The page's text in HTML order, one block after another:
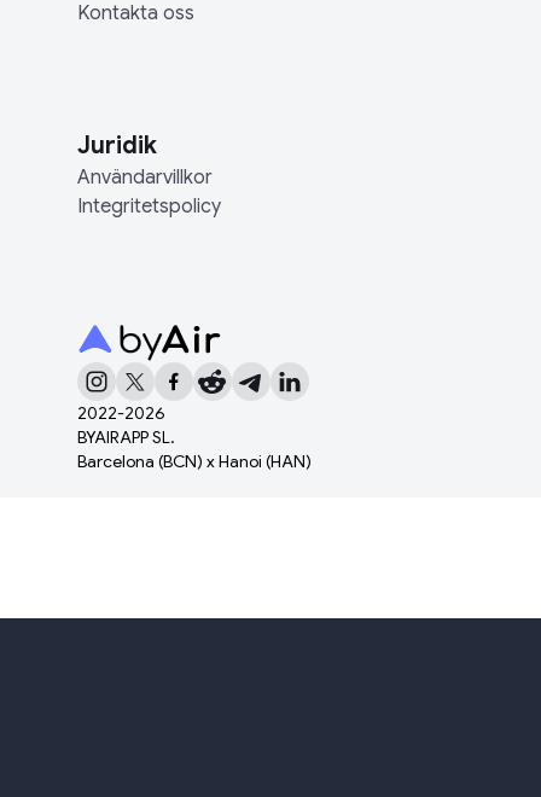
2022-2026
BYAIRAPP SL.
Barcelona (BCN) x Hanoi (HAN)
Kontakta oss
Juridik
Användarvillkor
Integritetspolicy